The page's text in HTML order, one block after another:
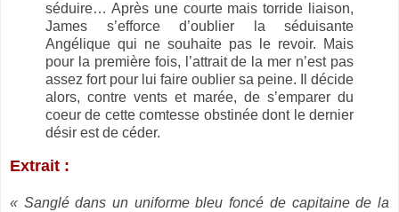
séduire… Après une courte mais torride liaison,
James s’efforce d’oublier la séduisante
Angélique qui ne souhaite pas le revoir. Mais
pour la première fois, l’attrait de la mer n’est pas
assez fort pour lui faire oublier sa peine. Il décide
alors, contre vents et marée, de s’emparer du
coeur de cette comtesse obstinée dont le dernier
désir est de céder.
Extrait :
« Sanglé dans un uniforme bleu foncé de capitaine de la